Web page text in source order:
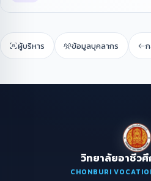
ผู้บริหาร ข้อมูลบุคลากร
วิทยาลัยอาชีว
CHONBURI